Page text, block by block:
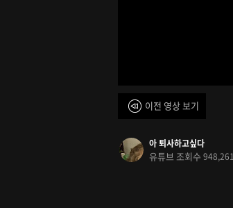
이전 영상 보기
아 퇴사하고싶다
유튜브 조회수 948,261